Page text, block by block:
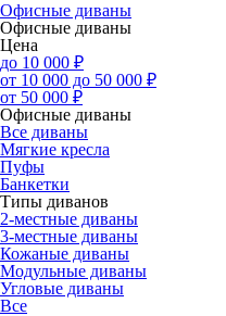
Офисные диваны
Офисные диваны
Цена
до 10 000 ₽
от 10 000 до 50 000 ₽
от 50 000 ₽
Офисные диваны
Все диваны
Мягкие кресла
Пуфы
Банкетки
Типы диванов
2-местные диваны
3-местные диваны
Кожаные диваны
Модульные диваны
Угловые диваны
Все